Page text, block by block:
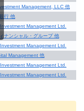
Management, LLC 他
行 他
Management Ltd.
ナンシャル・グループ 他
Management Ltd.
Management 他
Management Ltd.
Management Ltd.